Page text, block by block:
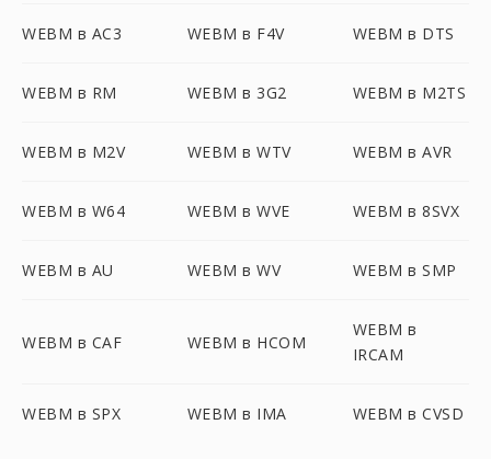
WEBM в AC3 WEBM в F4V WEBM в DTS
WEBM в RM WEBM в 3G2 WEBM в M2TS
WEBM в M2V WEBM в WTV WEBM в AVR
WEBM в W64 WEBM в WVE WEBM в 8SVX
WEBM в AU WEBM в WV WEBM в SMP
WEBM в CAF WEBM в HCOM
WEBM в
IRCAM
WEBM в SPX WEBM в IMA WEBM в CVSD